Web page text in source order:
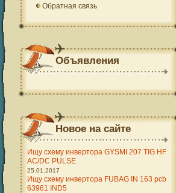
Обратная связь
Объявления
Новое на сайте
Ищу схему инвертора GYSMI 207 TIG HF
AC/DC PULSE
25.01.2017
Ищу схему инвертора FUBAG IN 163 pcb
63961 IND5